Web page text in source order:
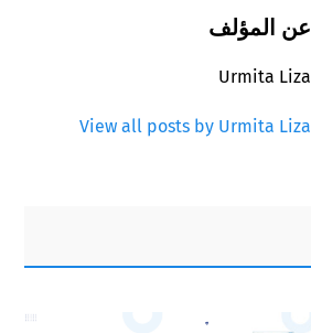
عن المؤلف
Urmita Liza
View all posts by Urmita Liza